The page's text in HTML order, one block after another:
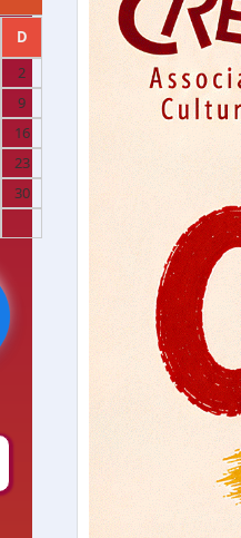
D
2
9
16
23
30